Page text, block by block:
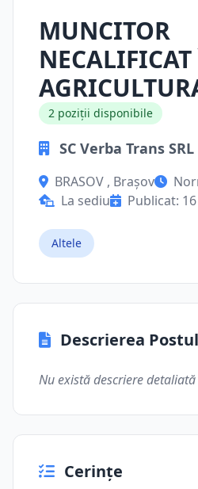
MUNCITOR
2 poziții disponibile
SC Verba Trans SRL
BRASOV , Brașov
La sediu
Publicat:
Altele
Descrierea
Nu există descriere
Cerințe